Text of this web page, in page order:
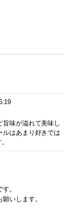
旨味が溢れて美味し
ルはあまり好きでは
。
いします。